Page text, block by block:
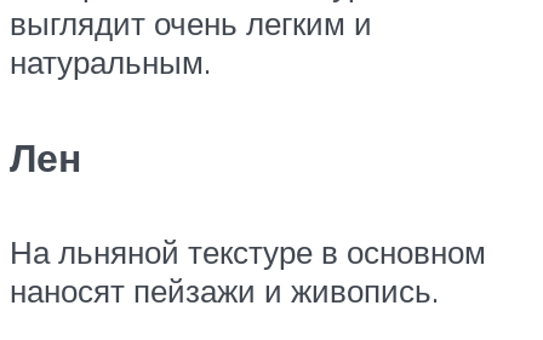
выглядит очень легким и
натуральным.
Лен
На льняной текстуре в основном
наносят пейзажи и живопись.